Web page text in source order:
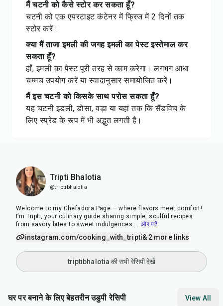
मैं चटनी को कैसे स्टोर कर सकता हूँ?
चटनी को एक एयरटाइट कंटेनर में फ्रिज में 2 दिनों तक
स्टोर करें।
क्या मैं ताजा इमली की जगह इमली का पेस्ट इस्तेमाल कर
सकता हूँ?
हाँ, इमली का पेस्ट पूरी तरह से काम करेगा। लगभग आधा
चम्मच उपयोग करें या स्वादानुसार समायोजित करें।
मैं इस चटनी को किसके साथ परोस सकता हूँ?
यह चटनी इडली, डोसा, वड़ा या यहां तक कि सैंडविच के
लिए स्प्रेड के रूप में भी अद्भुत लगती है।
Tripti Bhalotia
@triptibhalotia
Welcome to my Chefadora Page — where flavors meet comfort!
I’m Tripti, your culinary guide sharing simple, soulful recipes
from savory bites to sweet indulgences. ...और पढ़ें
instagram.com/cooking_with_tripti& 2 more links
triptibhalotia की सभी रेसिपी देखें
घर पर बनाने के लिए बेहतरीन उडुपी रेसिपी View All
min 10